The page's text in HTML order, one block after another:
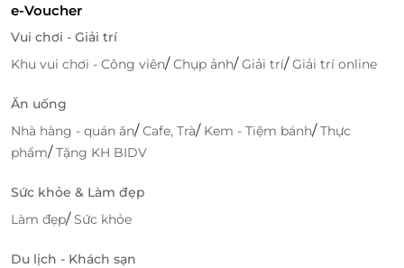
e-Voucher
Vui chơi - Giải trí
Khu vui chơi - Công viên/Chụp ảnh/Giải trí/Giải trí online
Ăn uống
Nhà hàng - quán ăn/Cafe, Trà/ Kem - Tiệm bánh/Thực
phẩm/Tặng KH BIDV
Sức khỏe & Làm đẹp
Làm đẹp/Sức khỏe
Du lịch - Khách sạn